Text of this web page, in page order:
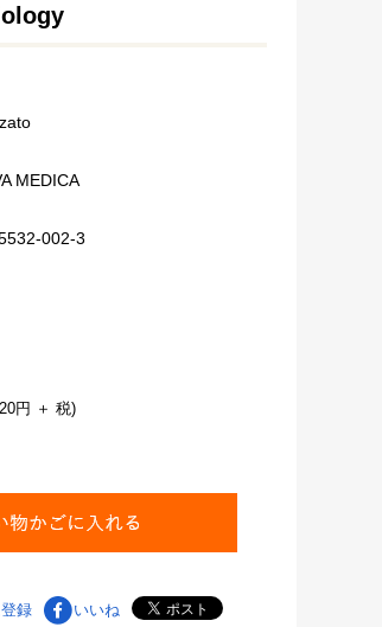
MEDICA
002-3
円 ＋ 税)
録 いいね